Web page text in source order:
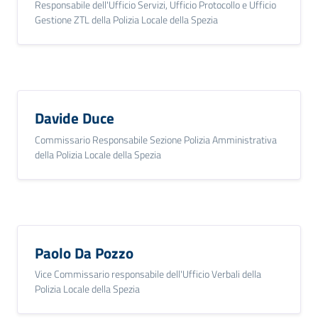
Responsabile dell'Ufficio Servizi, Ufficio Protocollo e Ufficio
Gestione ZTL della Polizia Locale della Spezia
Davide Duce
Commissario Responsabile Sezione Polizia Amministrativa
della Polizia Locale della Spezia
Paolo Da Pozzo
Vice Commissario responsabile dell'Ufficio Verbali della
Polizia Locale della Spezia